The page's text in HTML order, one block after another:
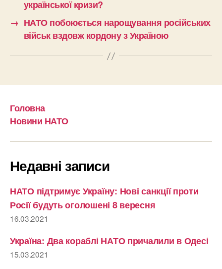
української кризи?
→ НАТО побоюється нарощування російських
військ вздовж кордону з Україною
Головна
Новини НАТО
Недавні записи
НАТО підтримує Україну: Нові санкції проти
Росії будуть оголошені 8 вересня
16.03.2021
Україна: Два кораблі НАТО причалили в Одесі
15.03.2021